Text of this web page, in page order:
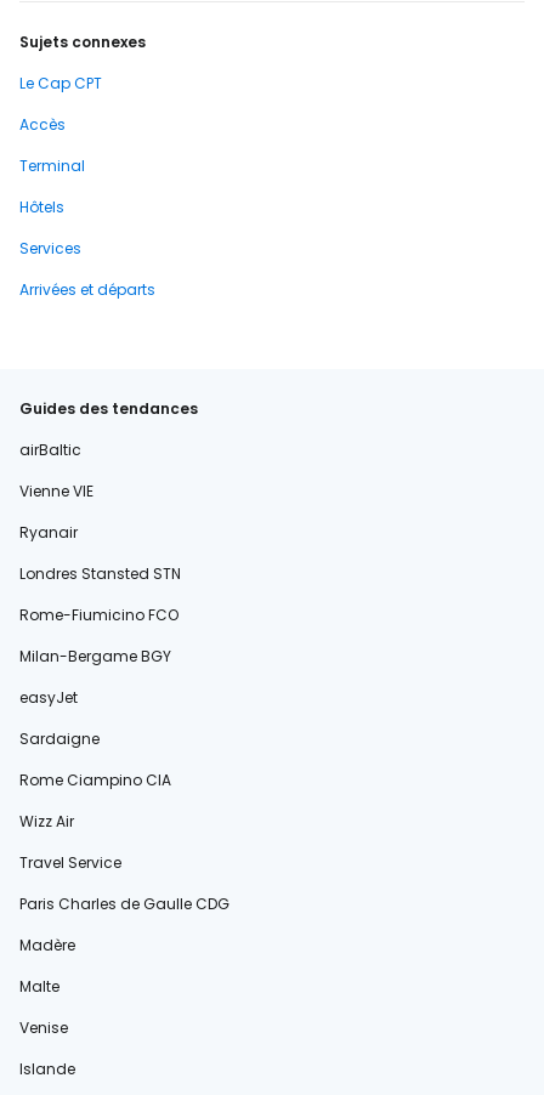
Sujets connexes
Le Cap CPT
Accès
Terminal
Hôtels
Services
Arrivées et départs
Guides des tendances
airBaltic
Vienne VIE
Ryanair
Londres Stansted STN
Rome-Fiumicino FCO
Milan-Bergame BGY
easyJet
Sardaigne
Rome Ciampino CIA
Wizz Air
Travel Service
Paris Charles de Gaulle CDG
Madère
Malte
Venise
Islande